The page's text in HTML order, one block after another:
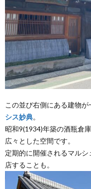
この並び右側にある建物
シス妙典。
昭和9(1934)年築の酒瓶倉
広々とした空間です。
定期的に開催されるマル
店することも。